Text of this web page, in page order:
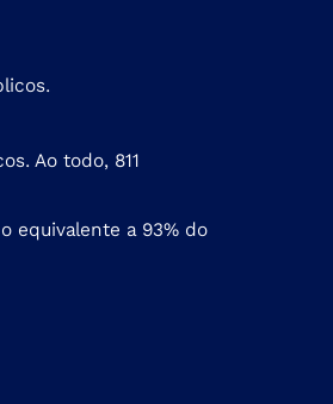
Ao todo, 811
equivalente a 93% do